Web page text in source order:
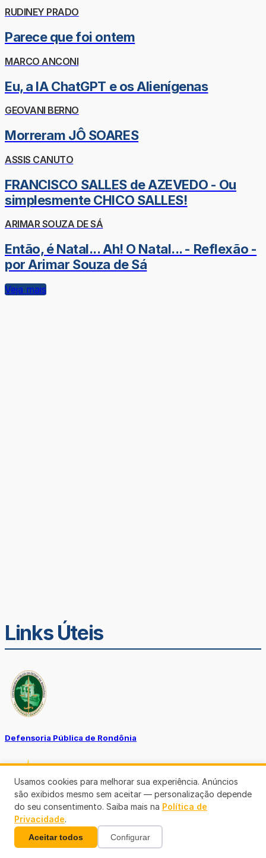
RUDINEY PRADO
Parece que foi ontem
MARCO ANCONI
Eu, a IA ChatGPT e os Alienígenas
GEOVANI BERNO
Morreram JÔ SOARES
ASSIS CANUTO
FRANCISCO SALLES de AZEVEDO - Ou
simplesmente CHICO SALLES!
ARIMAR SOUZA DE SÁ
Então, é Natal... Ah! O Natal... - Reflexão -
por Arimar Souza de Sá
Veja mais
Links Úteis
Defensoria Pública de Rondônia
Ouvidoria TJ-RO
Usamos cookies para melhorar sua experiência. Anúncios
são exibidos mesmo sem aceitar — personalização depende
do seu consentimento. Saiba mais na Política de
Privacidade.
Aceitar todos Configurar